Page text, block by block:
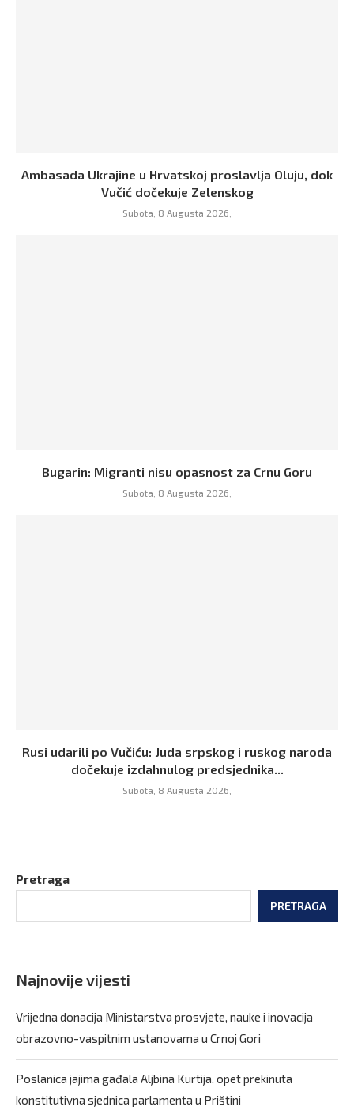
Ambasada Ukrajine u Hrvatskoj proslavlja Oluju, dok
Vučić dočekuje Zelenskog
Subota, 8 Augusta 2026,
Bugarin: Migranti nisu opasnost za Crnu Goru
Subota, 8 Augusta 2026,
Rusi udarili po Vučiću: Juda srpskog i ruskog naroda
dočekuje izdahnulog predsjednika...
Subota, 8 Augusta 2026,
Pretraga
PRETRAGA
Najnovije vijesti
Vrijedna donacija Ministarstva prosvjete, nauke i inovacija
obrazovno-vaspitnim ustanovama u Crnoj Gori
Poslanica jajima gađala Aljbina Kurtija, opet prekinuta
konstitutivna sjednica parlamenta u Prištini